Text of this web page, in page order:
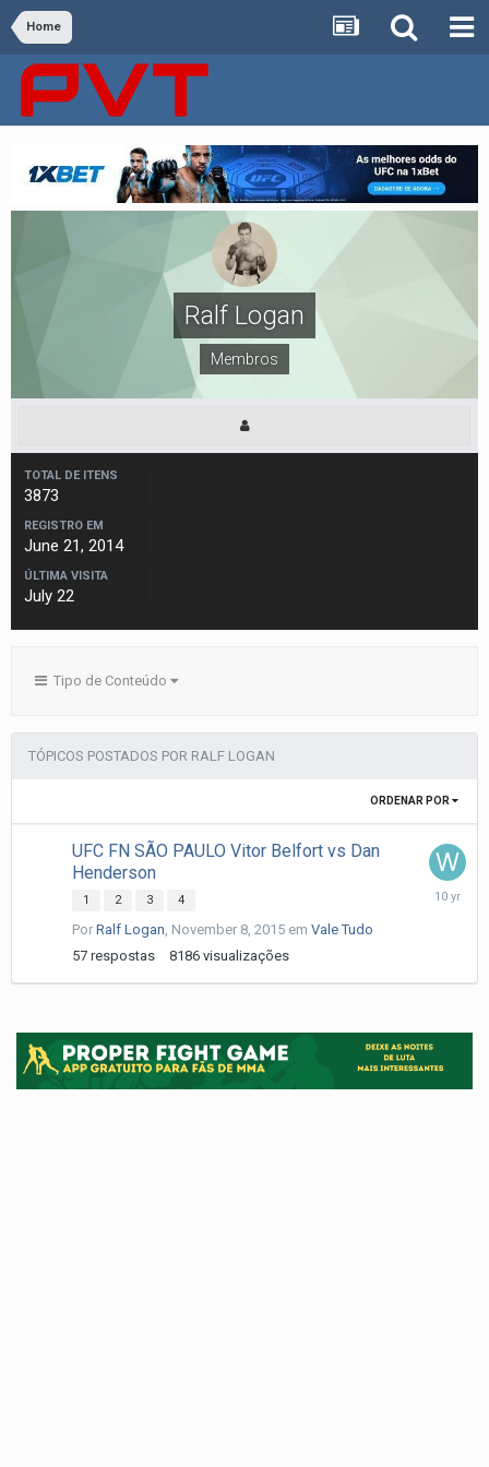
Home
Ralf Logan
Membros
TOTAL DE ITENS
3873
REGISTRO EM
June 21, 2014
ÚLTIMA VISITA
July 22
Tipo de Conteúdo
TÓPICOS POSTADOS POR RALF LOGAN
ORDENAR POR
UFC FN SÃO PAULO Vitor Belfort vs Dan
Henderson
1 2 3 4
Por Ralf Logan November 8, 2015 em Vale Tudo
57 respostas 8186 visualizações